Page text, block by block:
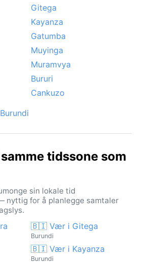
Gitega
Kayanza
Gatumba
Muyinga
Muramvya
Bururi
Cankuzo
tidssone som
sin lokale tid
nyttig for å planlegge samtaler
🇧🇮 Vær i Gitega
Burundi
🇧🇮 Vær i Kayanza
Burundi